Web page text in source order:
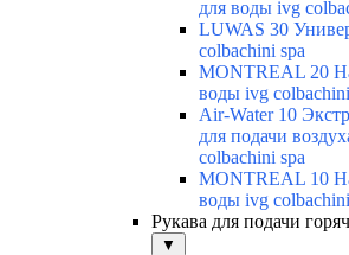
для воды ivg
LUWAS 30
colbachini spa
MONTREAL 20
воды ivg
Air-Water 10
для подачи
colbachini spa
MONTREAL 10
воды ivg
Рукава для подачи
▼